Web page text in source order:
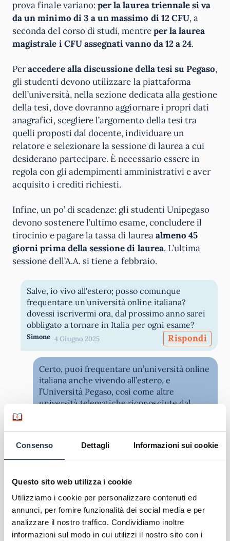
Consenso Dettagli Informazioni sui cookie
Questo sito web utilizza i cookie
Utilizziamo i cookie per personalizzare contenuti ed
annunci, per fornire funzionalità dei social media e per
analizzare il nostro traffico. Condividiamo inoltre
informazioni sul modo in cui utilizzi il nostro sito con i
prova finale variano:per la laurea triennale si va
da un minimo di 3 a un massimo di 12 CFU, a
seconda del corso di studi, mentreper la laurea
magistrale i CFU assegnati vanno da 12 a 24.
Peraccedere alla discussione della tesi su Pegaso,
gli studenti devono utilizzare la piattaforma
dell’università, nella sezione dedicata alla gestione
della tesi, dove dovranno aggiornare i propri dati
anagrafici, scegliere l’argomento della tesi tra
quelli proposti dal docente, individuare un
relatore e selezionare la sessione di laurea a cui
desiderano partecipare. È necessario essere in
regola con gli adempimenti amministrativi e aver
acquisito i crediti richiesti.
Infine, un po’ di scadenze: gli studenti Unipegaso
devono sostenere l’ultimo esame, concludere il
tirocinio e pagare la tassa di laureaalmeno 45
giorni prima della sessione di laurea. L’ultima
sessione dell’A.A. si tiene a febbraio.
Salve, io vivo all'estero; posso comunque
frequentare un'università online italiana?
dovessi iscrivermi ora, dal prossimo anno sarei
obbligato a tornare in Italia per ogni esame?
Simone 4 Giugno 2025 Rispondi
Certo, puoi frequentare un’università online
italiana anche vivendo all’estero, e
l’Università Pegaso, così come altre
università telematiche riconosciute dal
Pegaso sparse sul territorio.
AteneiOnline 5 Giugno 2025 Quote
Salve, ci sono termini di data per la
presentazione e il caricamento della tesi per la
laurea in sessione autunnale? Cioè, entro che
data va caricata la tesi per discuterla in
sessione autunnale? Giusy